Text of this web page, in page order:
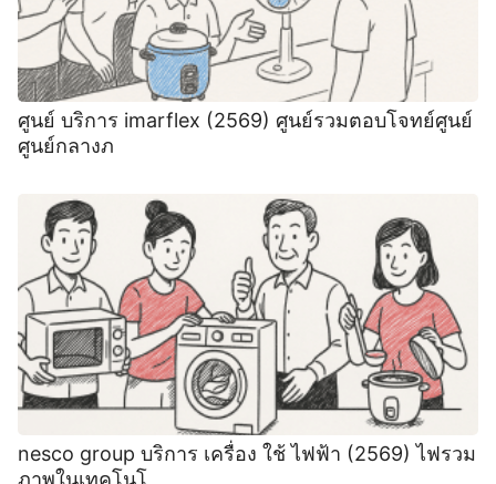
ศูนย์ บริการ imarflex (2569) ศูนย์รวมตอบโจทย์ศูนย์
ศูนย์กลางภ
nesco group บริการ เครื่อง ใช้ ไฟฟ้า (2569) ไฟรวม
ภาพในเทคโนโ